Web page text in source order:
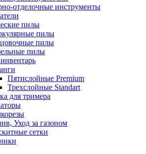
отделочные инструменты
пилы
пилы
пилы
пилы
Пятислойные Premium
Трехслойные Standart
для тримера
Уход за газоном
сетки